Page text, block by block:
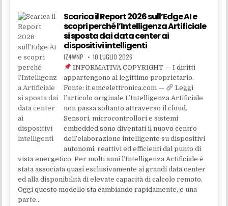
Scarica il Report 2026 sull’Edge AI e
scopri perché l’Intelligenza Artificiale
si sposta dai data center ai
dispositivi intelligenti
IZ4WNP 10 LUGLIO 2026
INFORMATIVA COPYRIGHT — I diritti
appartengono al legittimo proprietario.
Fonte: it.emcelettronica.com —
Leggi
l’articolo originale L’Intelligenza Artificiale
non passa soltanto attraverso il cloud.
Sensori, microcontrollori e sistemi
embedded sono diventati il nuovo centro
dell’elaborazione intelligente su dispositivi
autonomi, reattivi ed efficienti dal punto di
vista energetico. Per molti anni l’Intelligenza Artificiale è
stata associata quasi esclusivamente ai grandi data center
ed alla disponibilità di elevate capacità di calcolo remoto.
Oggi questo modello sta cambiando rapidamente, e una
parte…